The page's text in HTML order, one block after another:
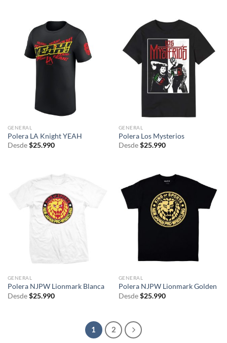
GENERAL
Polera LA Knight YEAH
Desde $25.990
GENERAL
Polera Los Mysterios
Desde $25.990
GENERAL
Polera NJPW Lionmark Blanca
Desde $25.990
GENERAL
Polera NJPW Lionmark Golden
Desde $25.990
1 2